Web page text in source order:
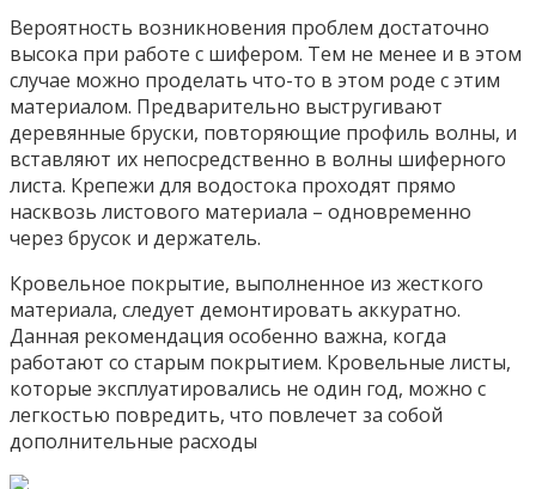
Вероятность возникновения проблем достаточно
высока при работе с шифером. Тем не менее и в этом
случае можно проделать что-то в этом роде с этим
материалом. Предварительно выстругивают
деревянные бруски, повторяющие профиль волны, и
вставляют их непосредственно в волны шиферного
листа. Крепежи для водостока проходят прямо
насквозь листового материала – одновременно
через брусок и держатель.
Кровельное покрытие, выполненное из жесткого
материала, следует демонтировать аккуратно.
Данная рекомендация особенно важна, когда
работают со старым покрытием. Кровельные листы,
которые эксплуатировались не один год, можно с
легкостью повредить, что повлечет за собой
дополнительные расходы